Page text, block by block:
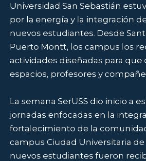
Universidad San Sebastián
por la energía y la integración
nuevos estudiantes. Desde
Puerto Montt, los campus los
actividades diseñadas para que
espacios, profesores y
La semana SerUSS dio inicio a
jornadas enfocadas en la
fortalecimiento de la
campus Ciudad Universitaria de
nuevos estudiantes fueron